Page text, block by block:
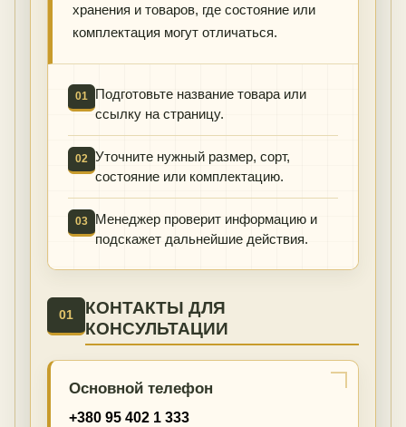
хранения и товаров, где состояние или
комплектация могут отличаться.
01
Подготовьте название товара или
ссылку на страницу.
02
Уточните нужный размер, сорт,
состояние или комплектацию.
03
Менеджер проверит информацию и
подскажет дальнейшие действия.
01
КОНТАКТЫ ДЛЯ
КОНСУЛЬТАЦИИ
Основной телефон
+380 95 402 1 333